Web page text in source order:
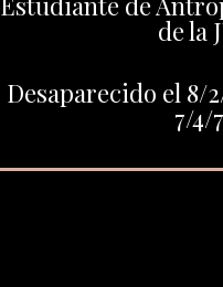
de la
Desaparecido el 8/
7/4/